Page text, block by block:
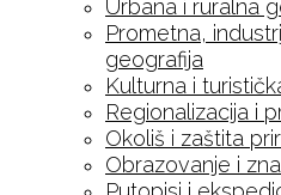
Urbana i ruralna
Prometna,
geografija
Kulturna i
Regionalizacija i
Okoliš i zaštita
Obrazovanje i